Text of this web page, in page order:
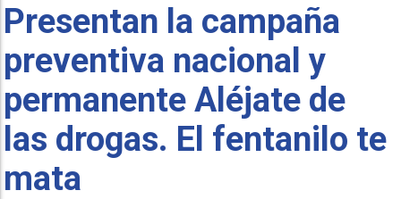
Presentan la campaña
preventiva nacional y
permanente Aléjate de
las drogas. El fentanilo te
mata